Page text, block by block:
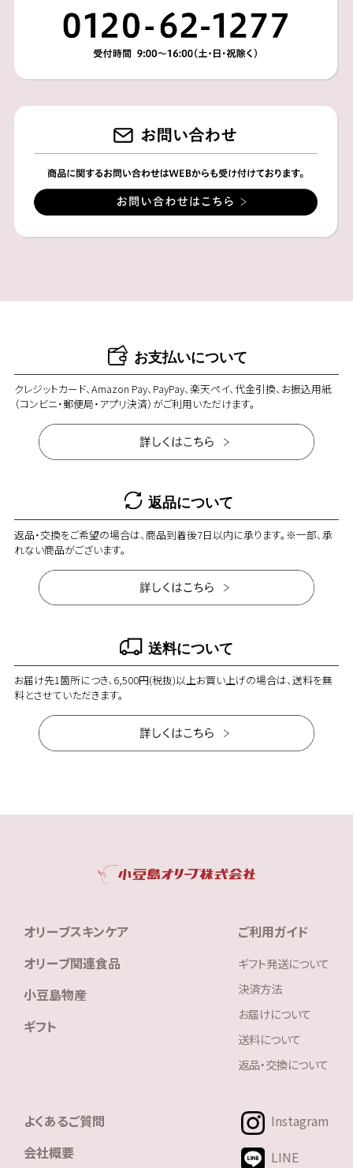
お支払いについて
クレジットカード、Amazon Pay、PayPay、楽天ペイ、代金引換、お振込用紙
（コンビニ・郵便局・アプリ決済）がご利用いただけます。
返品について
返品・交換をご希望の場合は、商品到着後7日以内に承ります。※一部、承
れない商品がございます。
送料について
お届け先1箇所につき、6,500円(税抜)以上お買い上げの場合は、送料を無
料とさせていただきます。
オリーブスキンケア
オリーブ関連食品
小豆島物産
ギフト
ご利用ガイド
ギフト発送について
決済方法
お届けについて
送料について
返品・交換について
よくあるご質問
会社概要
Instagram
LINE